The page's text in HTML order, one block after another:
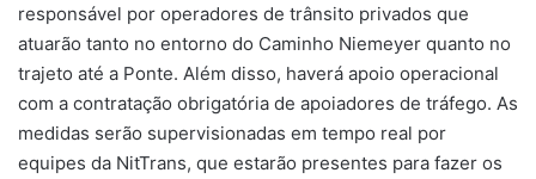
responsável por operadores de trânsito privados que
atuarão tanto no entorno do Caminho Niemeyer quanto no
trajeto até a Ponte. Além disso, haverá apoio operacional
com a contratação obrigatória de apoiadores de tráfego. As
medidas serão supervisionadas em tempo real por
equipes da NitTrans, que estarão presentes para fazer os